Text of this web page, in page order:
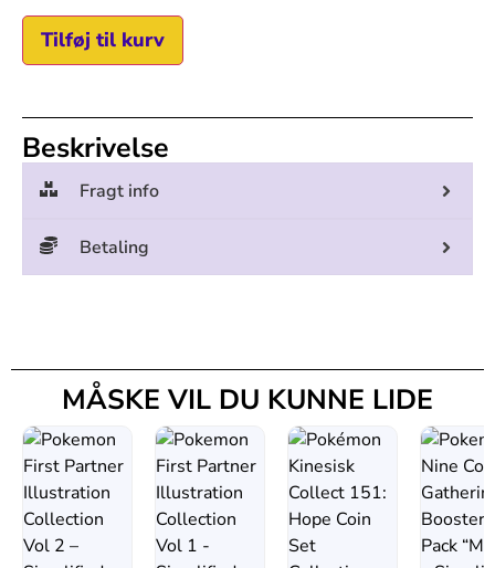
Tilføj til kurv
Beskrivelse
Fragt info
Betaling
MÅSKE VIL DU KUNNE LIDE